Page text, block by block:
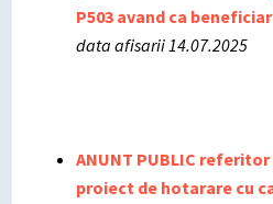
P503 avand ca beneficiar
data afisarii 14.07.2025
ANUNT PUBLIC
proiect de hotarare cu